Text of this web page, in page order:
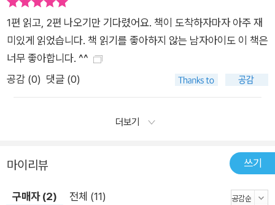
1편 읽고, 2편 나오기만 기다렸어요. 책이 도착하자마자 아주 재
미있게 읽었습니다. 책 읽기를 좋아하지 않는 남자아이도 이 책은
너무 좋아합니다. ^^
공감 (0) 댓글 (0)
더보기
마이리뷰 쓰기
구매자 (2) 전체 (11)